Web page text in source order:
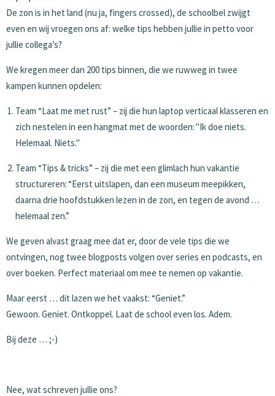
De zon is in het land (nu ja, fingers crossed), de schoolbel zwijgt
even en wij vroegen ons af: welke tips hebben jullie in petto voor
jullie collega’s?
We kregen meer dan 200 tips binnen, die we ruwweg in twee
kampen kunnen opdelen:
Team “Laat me met rust” – zij die hun laptop verticaal klasseren en
zich nestelen in een hangmat met de woorden: "Ik doe niets.
Helemaal. Niets."
Team “Tips & tricks” – zij die met een glimlach hun vakantie
structureren: “Eerst uitslapen, dan een museum meepikken,
daarna drie hoofdstukken lezen in de zon, en tegen de avond …
helemaal zen.”
We geven alvast graag mee dat er, door de vele tips die we
ontvingen, nog twee blogposts volgen over series en podcasts, en
over boeken. Perfect materiaal om mee te nemen op vakantie.
Maar eerst … dit lazen we het vaakst: “Geniet.”
Gewoon. Geniet. Ontkoppel. Laat de school even los. Adem.
Bij deze … ;-)
Nee, wat schreven jullie ons?